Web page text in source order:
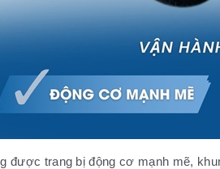
được trang bị động cơ mạnh mẽ,